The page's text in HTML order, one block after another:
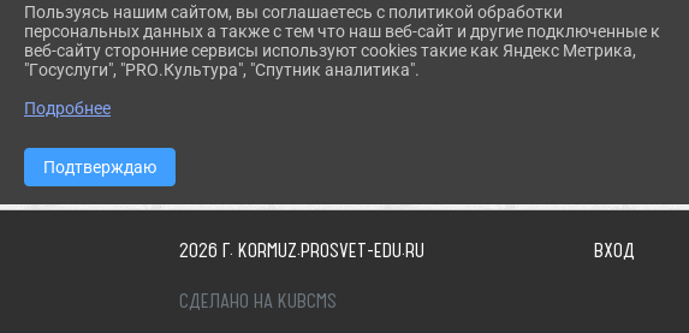
2026 Г. KORMUZ.PROSVET-EDU.RU ВХОД
СДЕЛАНО НА KUBCMS
Пользуясь нашим сайтом, вы соглашаетесь с политикой обработки
персональных данных а также с тем что наш веб-сайт и другие подключенные к
веб-сайту сторонние сервисы используют cookies такие как Яндекс Метрика,
"Госуслуги", "PRO.Культура", "Спутник аналитика".
Подробнее
Подтверждаю